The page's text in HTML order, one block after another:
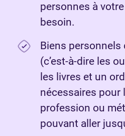
personnes à
besoin.
Biens personnels
(c’est-à-dire les
les livres et un
nécessaires pour
profession ou
pouvant aller